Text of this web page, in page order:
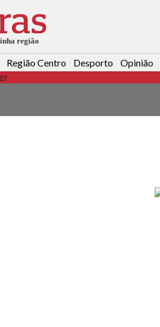
Região Centro Desporto Opinião